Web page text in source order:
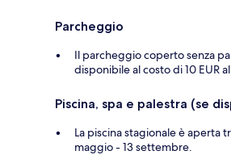
Parcheggio
Il parcheggio coperto senza
disponibile al costo di 10 EUR
Piscina, spa e palestra (se
La piscina stagionale è aperta
maggio - 13 settembre.